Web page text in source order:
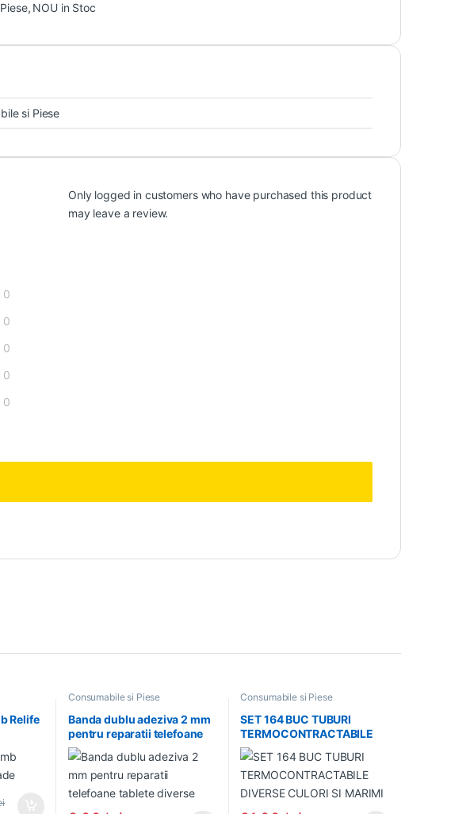
, NOU in Stoc
si Piese
0
0
0
0
0
Only logged in customers who have purchased this product
may leave a review.
Relife
Consumabile si Piese
Banda dublu adeziva 2 mm
pentru reparatii telefoane
tablete diverse
Consumabile si Piese
SET 164 BUC TUBURI
TERMOCONTRACTABILE
DIVERSE CULORI SI MARIMI